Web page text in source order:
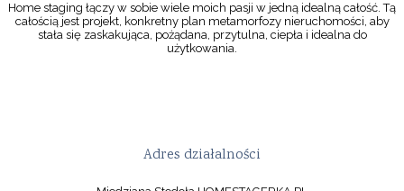
Home staging łączy w sobie wiele moich pasji w jedną idealną całość. Tą
całością jest projekt, konkretny plan metamorfozy nieruchomości, aby
stała się zaskakująca, pożądana, przytulna, ciepła i idealna do
użytkowania.
Adres działalności